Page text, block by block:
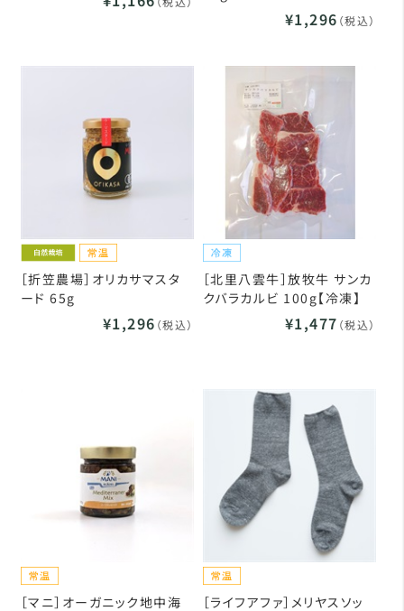
¥1,296 （税込）
［折笠農場］オリカサマスタ
ード 65g
¥1,296 （税込）
［北里八雲牛］放牧牛 サンカ
クバラカルビ 100g【冷凍】
¥1,477 （税込）
［マニ］オーガニック地中海
［ライフアファ］メリヤスソッ